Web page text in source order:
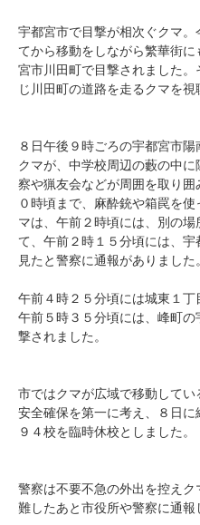
宇都宮市で目撃が相次ぐクマ
てから移動をしながら繁華街
宮市川田町で目撃されました
じ川田町の道路を走るクマを視
８日午後９時ごろの宇都宮市陽
クマが、中学校周辺の藪の中
察や猟友会などが周囲を取り
０時頃まで、麻酔銃や箱罠を
マは、午前２時頃には、別の
て、午前２時１５分頃には、
見たと警察に通報がありました。
午前４時２５分頃には城東１丁
午前５時３５分頃には、峰町
撃されました。
市ではクマが広域で移動して
安全確保を第一に考え、８日
９４校を臨時休校としました。
警察は不要不急の外出を控え
難したあと市役所や警察に通報